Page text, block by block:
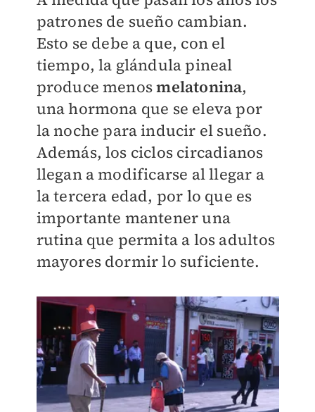
patrones de sueño cambian.
Esto se debe a que, con el
tiempo, la glándula pineal
produce menosmelatonina,
una hormona que se eleva por
la noche para inducir el sueño.
Además, los ciclos circadianos
llegan a modificarse al llegar a
la tercera edad, por lo que es
importante mantener una
rutina que permita a los adultos
mayores dormir lo suficiente.